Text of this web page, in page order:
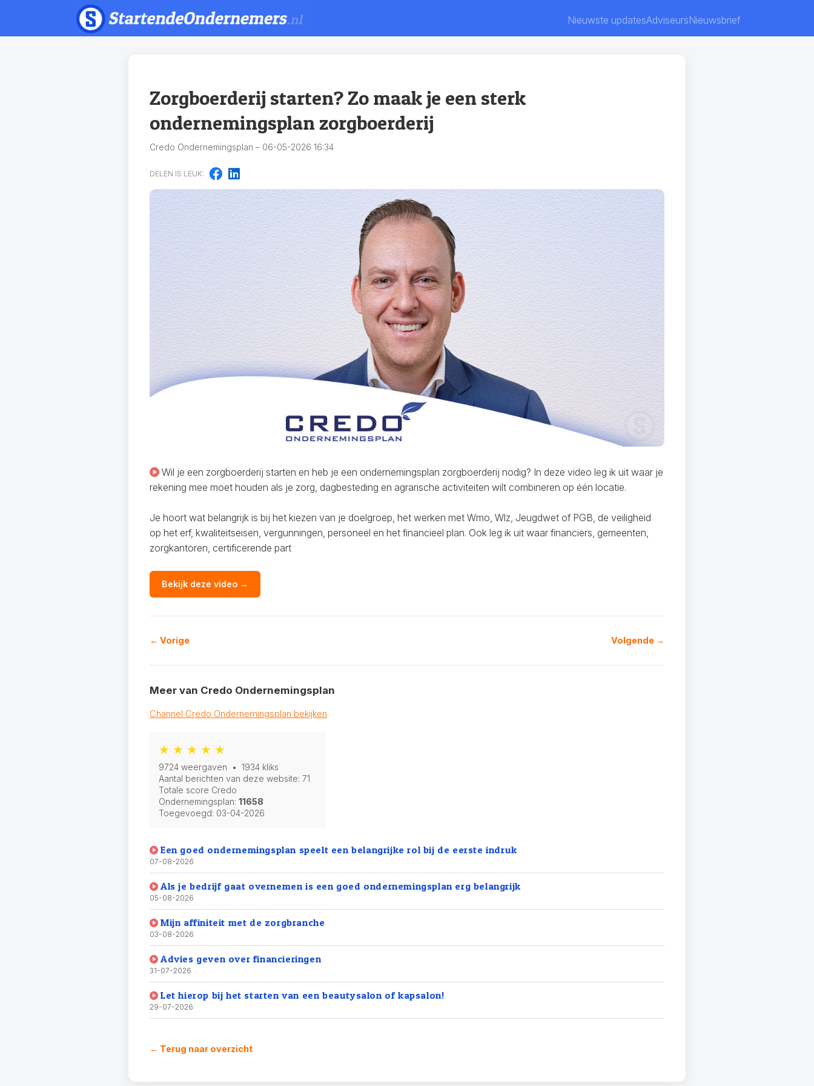
Nieuwste updatesAdviseursNieuwsbrief
Zorgboerderij starten? Zo maak je een sterk
ondernemingsplan zorgboerderij
Credo Ondernemingsplan – 06-05-2026 16:34
DELEN IS LEUK:
Wil je een zorgboerderij starten en heb je een ondernemingsplan zorgboerderij nodig? In deze video leg ik uit waar je
rekening mee moet houden als je zorg, dagbesteding en agrarische activiteiten wilt combineren op één locatie.
Je hoort wat belangrijk is bij het kiezen van je doelgroep, het werken met Wmo, Wlz, Jeugdwet of PGB, de veiligheid
op het erf, kwaliteitseisen, vergunningen, personeel en het financieel plan. Ook leg ik uit waar financiers, gemeenten,
zorgkantoren, certificerende part
Bekijk deze video →
← Vorige Volgende →
Meer van Credo Ondernemingsplan
Channel Credo Ondernemingsplan bekijken
★ ★ ★ ★ ★
9724 weergaven • 1934 kliks
Aantal berichten van deze website: 71
Totale score Credo
Ondernemingsplan: 11658
Toegevoegd: 03-04-2026
Een goed ondernemingsplan speelt een belangrijke rol bij de eerste indruk
07-08-2026
Als je bedrijf gaat overnemen is een goed ondernemingsplan erg belangrijk
05-08-2026
Mijn affiniteit met de zorgbranche
03-08-2026
Advies geven over financieringen
31-07-2026
Let hierop bij het starten van een beautysalon of kapsalon!
29-07-2026
← Terug naar overzicht